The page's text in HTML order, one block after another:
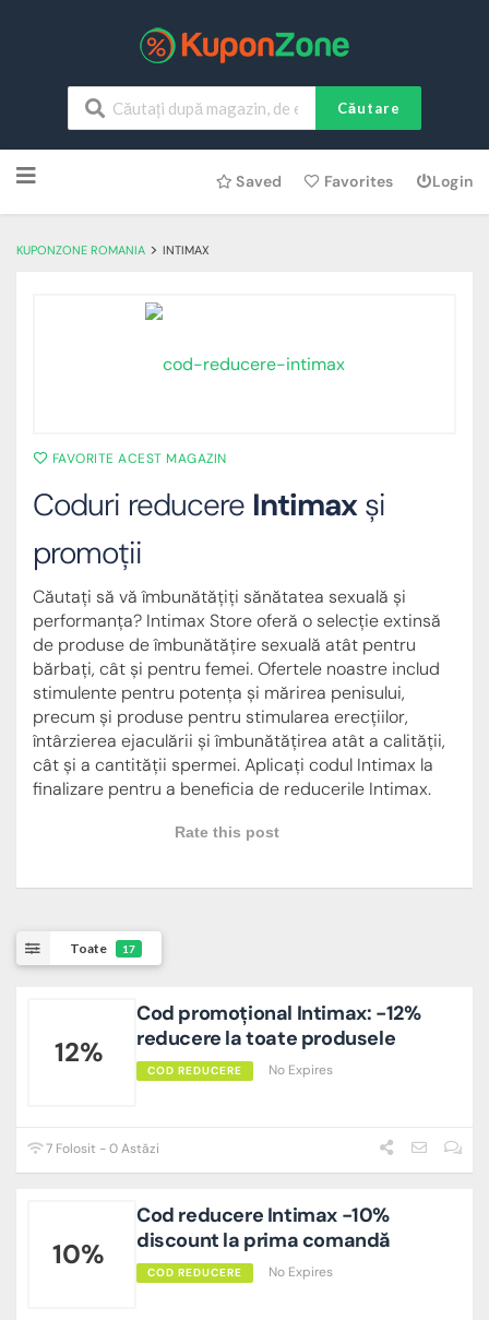
Căutare
to
content
Saved Favorites Login
KUPONZONE ROMANIA > INTIMAX
FAVORITE ACEST MAGAZIN
Coduri reducere Intimaxși
promoții
Căutați să vă îmbunătățiți sănătatea sexuală și
performanța? Intimax Store oferă o selecție extinsă
de produse de îmbunătățire sexuală atât pentru
bărbați, cât și pentru femei. Ofertele noastre includ
stimulente pentru potența și mărirea penisului,
precum și produse pentru stimularea erecțiilor,
întârzierea ejaculării și îmbunătățirea atât a calității,
cât și a cantității spermei. Aplicați codul Intimax la
finalizare pentru a beneficia de reducerile Intimax.
Rate this post
Toate 17
12%
Cod promoțional Intimax: -12%
reducere la toate produsele
COD REDUCERE No Expires
7 Folosit - 0 Astăzi
10%
Cod reducere Intimax -10%
discount la prima comandă
COD REDUCERE No Expires